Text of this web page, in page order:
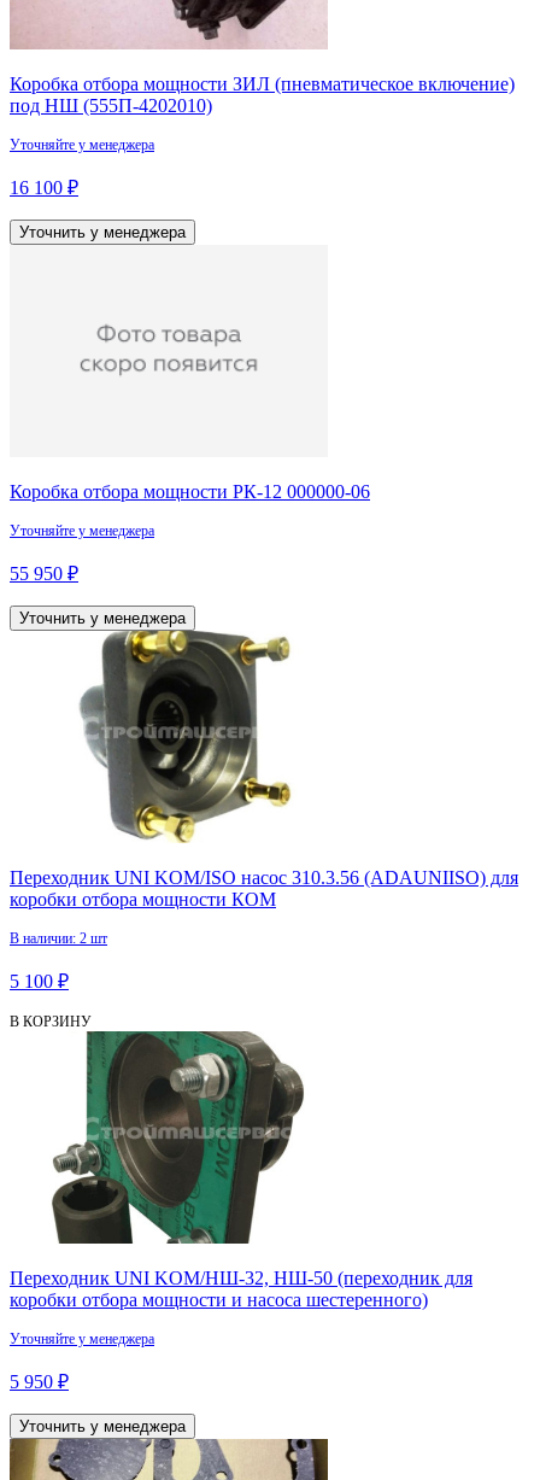
Коробка отбора мощности ЗИЛ (пневматическое включение)
под НШ (555П-4202010)
Уточняйте у менеджера
16 100 ₽
Уточнить у менеджера
Коробка отбора мощности РК-12 000000-06
Уточняйте у менеджера
55 950 ₽
Уточнить у менеджера
Переходник UNI KOM/ISO насос 310.3.56 (ADAUNIISO) для
коробки отбора мощности КОМ
В наличии: 2 шт
5 100 ₽
В КОРЗИНУ
Переходник UNI KOM/НШ-32, НШ-50 (переходник для
коробки отбора мощности и насоса шестеренного)
Уточняйте у менеджера
5 950 ₽
Уточнить у менеджера